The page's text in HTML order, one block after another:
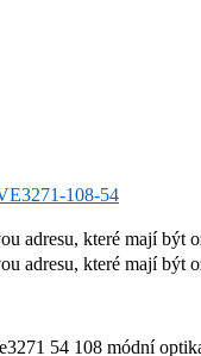
108-54
adresu, které mají být
adresu, které mají být